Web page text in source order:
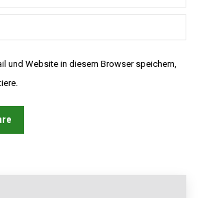
und Website in diesem Browser speichern,